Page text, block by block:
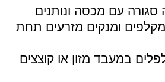
סגורה עם מכסה ונותנים
ומנקים מזרעים תחת
במעבד מזון או קוצצים